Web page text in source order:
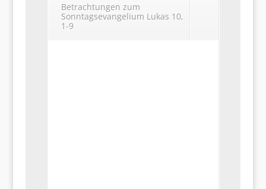
Betrachtungen zum
Sonntagsevangelium Lukas 10,
1-9